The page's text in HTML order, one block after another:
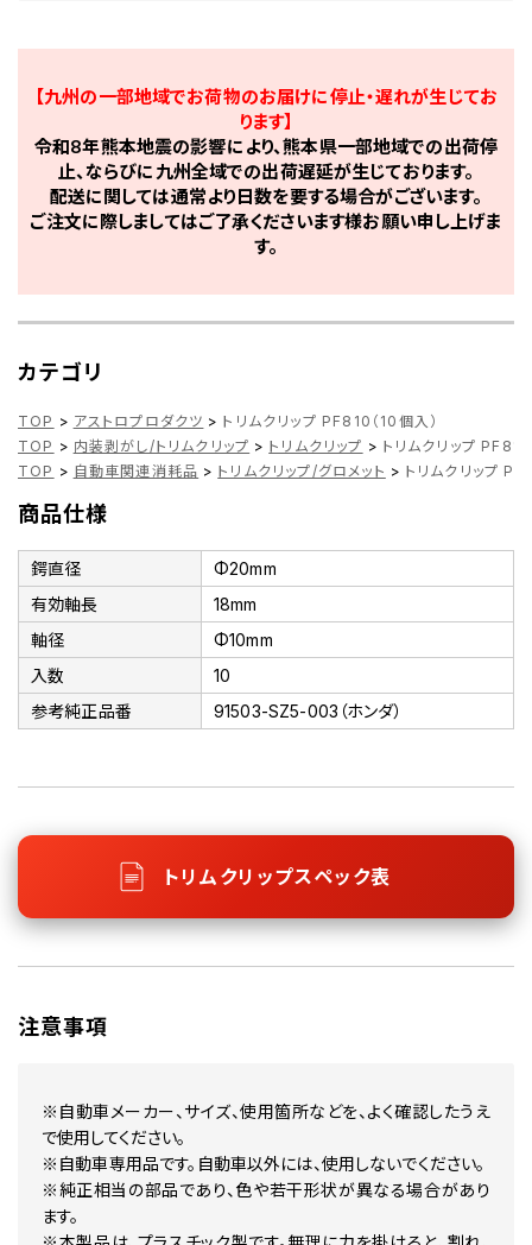
【九州の一部地域でお荷物のお届けに停止・遅れが生じてお
ります】
令和8年熊本地震の影響により、熊本県一部地域での出荷停
止、ならびに九州全域での出荷遅延が生じております。
配送に関しては通常より日数を要する場合がございます。
ご注文に際しましてはご了承くださいます様お願い申し上げま
す。
カテゴリ
TOP > アストロプロダクツ > トリムクリップ PF810（10個入）
TOP > 内装剥がし/トリムクリップ > トリムクリップ > トリムクリップ PF810
TOP > 自動車関連消耗品 > トリムクリップ/グロメット > トリムクリップ
商品仕様
鍔直径
Φ20mm
有効軸長
18mm
軸径
Φ10mm
入数
10
参考純正品番
91503-SZ5-003（ホンダ）
トリムクリップスペック表
注意事項
※自動車メーカー、サイズ、使用箇所などを、よく確認したうえ
で使用してください。
※自動車専用品です。自動車以外には、使用しないでください。
※純正相当の部品であり、色や若干形状が異なる場合があり
ます。